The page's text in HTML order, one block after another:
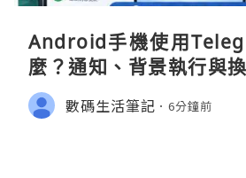
Android手機使用
麼？通知、背景執行與
數碼生活筆記 6分鐘前